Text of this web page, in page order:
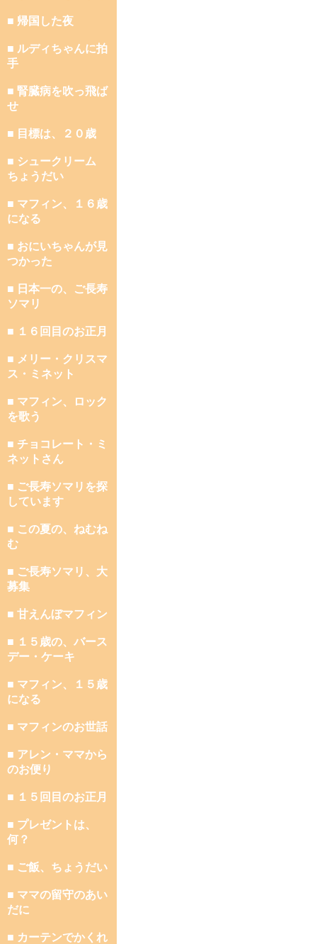
■ 帰国した夜
■ ルディちゃんに拍
手
■ 腎臓病を吹っ飛ば
せ
■ 目標は、２０歳
■ シュークリーム
ちょうだい
■ マフィン、１６歳
になる
■ おにいちゃんが見
つかった
■ 日本一の、ご長寿
ソマリ
■ １６回目のお正月
■ メリー・クリスマ
ス・ミネット
■ マフィン、ロック
を歌う
■ チョコレート・ミ
ネットさん
■ ご長寿ソマリを探
しています
■ この夏の、ねむね
む
■ ご長寿ソマリ、大
募集
■ 甘えんぼマフィン
■ １５歳の、バース
デー・ケーキ
■ マフィン、１５歳
になる
■ マフィンのお世話
■ アレン・ママから
のお便り
■ １５回目のお正月
■ プレゼントは、
何？
■ ご飯、ちょうだい
■ ママの留守のあい
だに
■ カーテンでかくれ